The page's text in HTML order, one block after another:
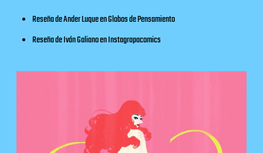
Reseña de Ander Luque enGlobos de Pensamiento
Reseña de Iván Galiano enInstagrapacomics